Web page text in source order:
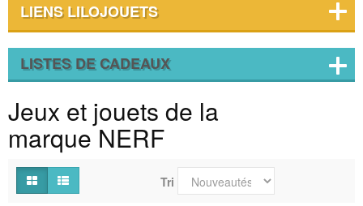
LIENS LILOJOUETS
LISTES DE CADEAUX
Jeux et jouets de la
marque NERF
Tri